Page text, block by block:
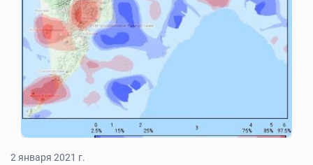
2 января 2021 г.